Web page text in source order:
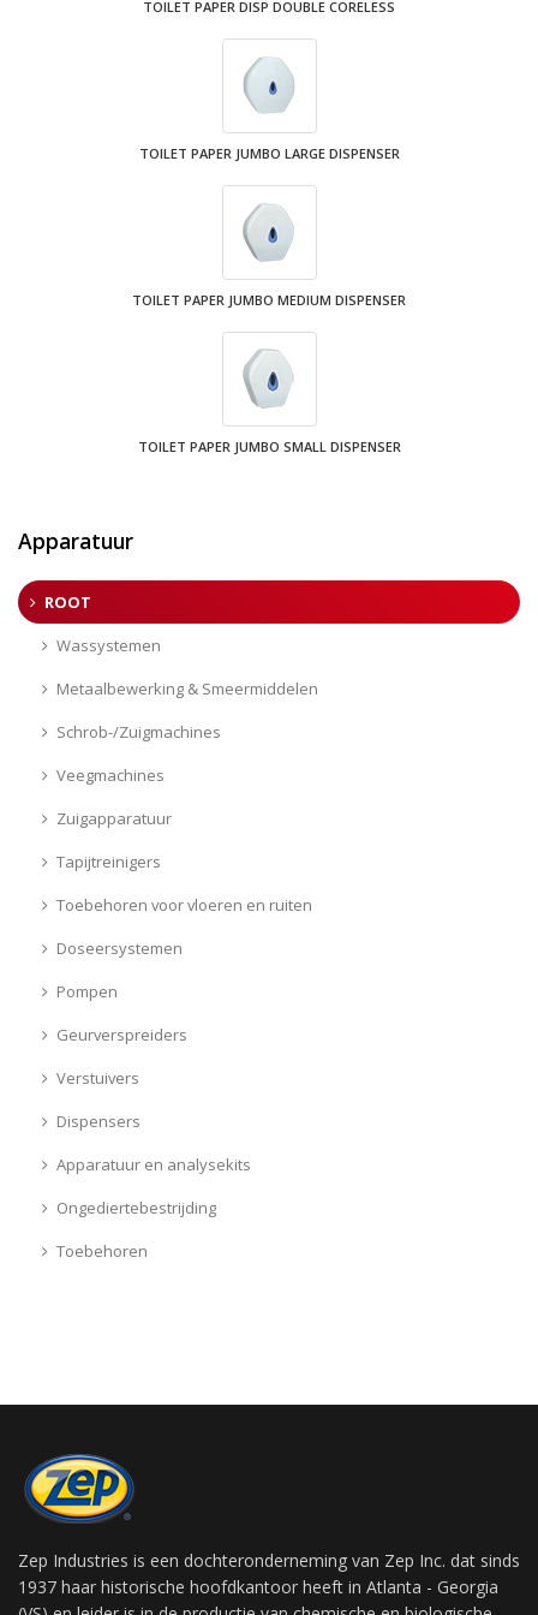
TOILET PAPER DISP DOUBLE CORELESS
TOILET PAPER JUMBO LARGE DISPENSER
TOILET PAPER JUMBO MEDIUM DISPENSER
TOILET PAPER JUMBO SMALL DISPENSER
Apparatuur
ROOT
Wassystemen
Metaalbewerking & Smeermiddelen
Schrob-/Zuigmachines
Veegmachines
Zuigapparatuur
Tapijtreinigers
Toebehoren voor vloeren en ruiten
Doseersystemen
Pompen
Geurverspreiders
Verstuivers
Dispensers
Apparatuur en analysekits
Ongediertebestrijding
Toebehoren
Zep Industries is een dochteronderneming van Zep Inc. dat sinds
1937 haar historische hoofdkantoor heeft in Atlanta - Georgia